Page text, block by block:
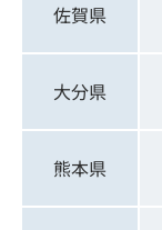
佐賀県
大分県
熊本県